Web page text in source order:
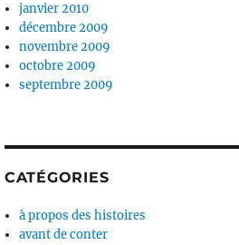
janvier 2010
décembre 2009
novembre 2009
octobre 2009
septembre 2009
CATÉGORIES
à propos des histoires
avant de conter